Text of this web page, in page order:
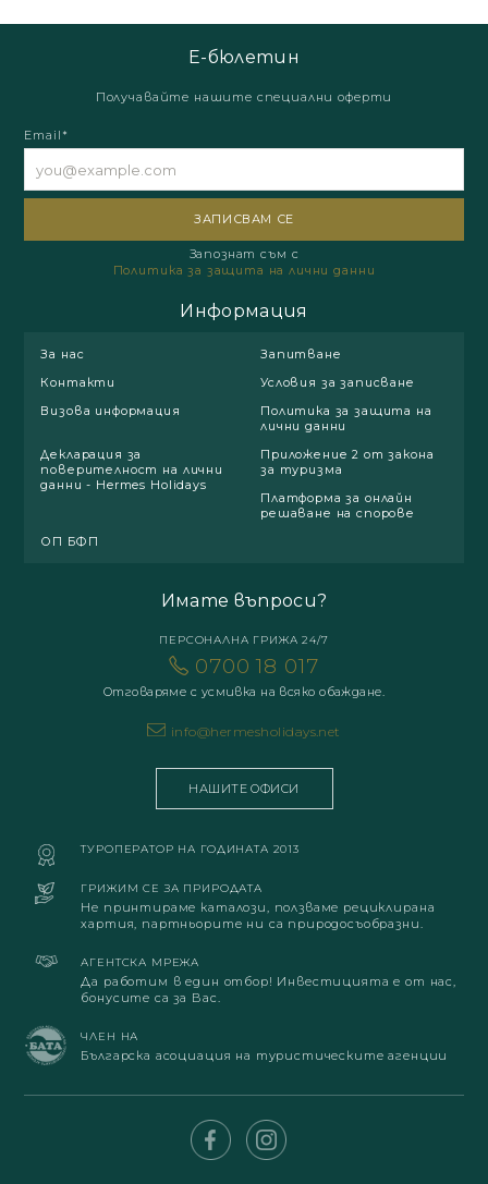
Е-бюлетин
Получавайте нашите специални оферти
Email*
Запознат съм с
Политика за защита на лични данни
Информация
За нас
Запитване
Контакти
Условия за записване
Визова информация
Политика за защита на
лични данни
Декларация за
поверителност на лични
данни - Hermes Holidays
Приложение 2 от закона
за туризма
Платформа за онлайн
решаване на спорове
ОП БФП
Имате въпроси?
ПЕРСОНАЛНА ГРИЖА 24/7
0700 18 017
Отговаряме с усмивка на всяко обаждане.
info@hermesholidays.net
НАШИТЕ ОФИСИ
ТУРОПЕРАТОР НА ГОДИНАТА 2013
ГРИЖИМ СЕ ЗА ПРИРОДАТА
Не принтираме каталози, ползваме рециклирана
хартия, партньорите ни са природосъобразни.
АГЕНТСКА МРЕЖА
Да работим в един отбор! Инвестицията е от нас,
бонусите са за Вас.
ЧЛЕН НА
Българска асоциация на туристическите агенции